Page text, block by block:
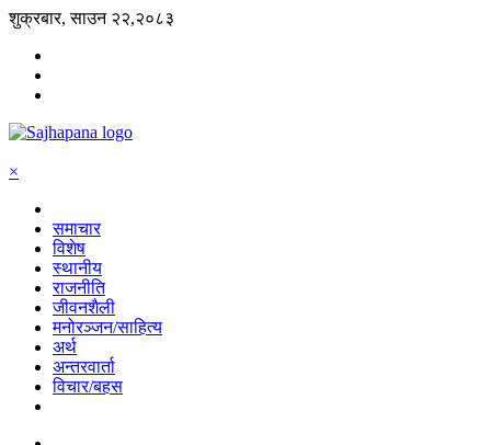
शुक्रबार, साउन २२,२०८३
×
समाचार
विशेष
स्थानीय
राजनीति
जीवनशैली
मनोरञ्जन/साहित्य
अर्थ
अन्तरवार्ता
विचार/बहस